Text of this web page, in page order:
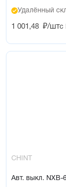
Удалённый
1 001,48 ₽/штс
CHINT
Авт. выкл. NXB-